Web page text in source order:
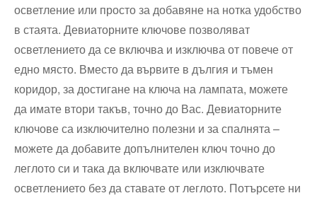
осветление или просто за добавяне на нотка удобство
в стаята. Девиаторните ключове позволяват
осветлението да се включва и изключва от повече от
едно място. Вместо да вървите в дългия и тъмен
коридор, за достигане на ключа на лампата, можете
да имате втори такъв, точно до Вас. Девиаторните
ключове са изключително полезни и за спалнята –
можете да добавите допълнителен ключ точно до
леглото си и така да включвате или изключвате
осветлението без да ставате от леглото. Потърсете ни